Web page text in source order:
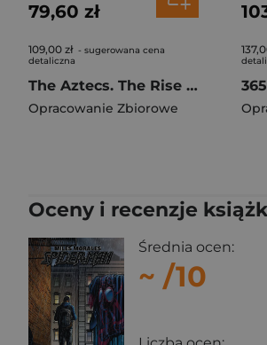
79,60 zł
109,00 zł - sugerowana cena
detaliczna
The Aztecs. The Rise and Fall of a Mighty Empire
Opracowanie Zbiorowe
Oceny i recenzje
Średnia ocen:
~ /10